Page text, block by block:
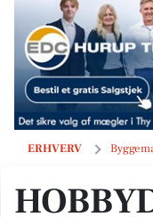
ERHVERV
Hobbydrivhuse A/S